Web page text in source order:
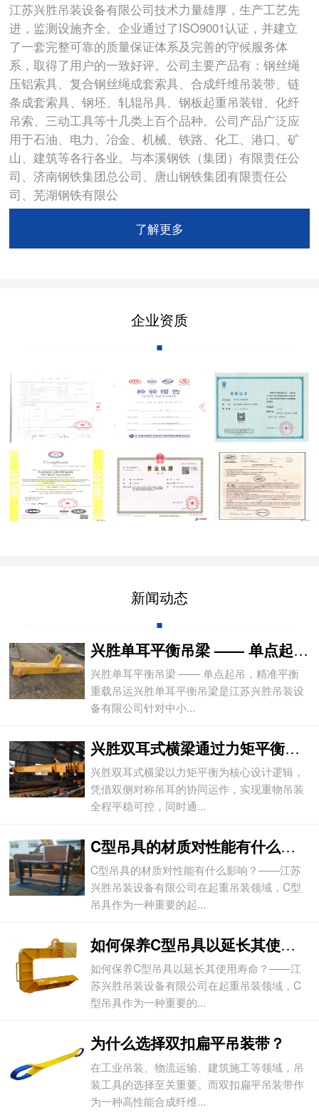
江苏兴胜吊装设备有限公司技术力量雄厚，生产工艺先
进，监测设施齐全。企业通过了ISO9001认证，并建立
了一套完整可靠的质量保证体系及完善的守候服务体
系，取得了用户的一致好评。公司主要产品有：钢丝绳
压铝索具、复合钢丝绳成套索具、合成纤维吊装带、链
条成套索具、钢坯、轧辊吊具、钢板起重吊装钳、化纤
吊索、三动工具等十几类上百个品种。公司产品广泛应
用于石油、电力、冶金、机械、铁路、化工、港口、矿
山、建筑等各行各业。与本溪钢铁（集团）有限责任公
司、济南钢铁集团总公司、唐山钢铁集团有限责任公
司、芜湖钢铁有限公
了解更多
企业资质
新闻动态
兴胜单耳平衡吊梁 —— 单点起吊，精准平
兴胜单耳平衡吊梁 —— 单点起吊，精准平衡
重载吊运兴胜单耳平衡吊梁是江苏兴胜吊装设
备有限公司针对中小...
兴胜双耳式横梁通过力矩平衡实现重物平稳吊
兴胜双耳式横梁以力矩平衡为核心设计逻辑，
凭借双侧对称吊耳的协同运作，实现重物吊装
全程平稳可控，同时通...
C型吊具的材质对性能有什么影响？
C型吊具的材质对性能有什么影响？——江苏
兴胜吊装设备有限公司在起重吊装领域，C型
吊具作为一种重要的起...
如何保养C型吊具以延长其使用寿命？
如何保养C型吊具以延长其使用寿命？——江
苏兴胜吊装设备有限公司在起重吊装领域，C
型吊具作为一种重要的...
为什么选择双扣扁平吊装带？
在工业吊装、物流运输、建筑施工等领域，吊
装工具的选择至关重要。而双扣扁平吊装带作
为一种高性能合成纤维...